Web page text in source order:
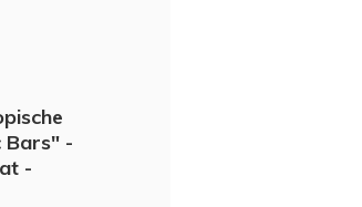
Bars" -
-